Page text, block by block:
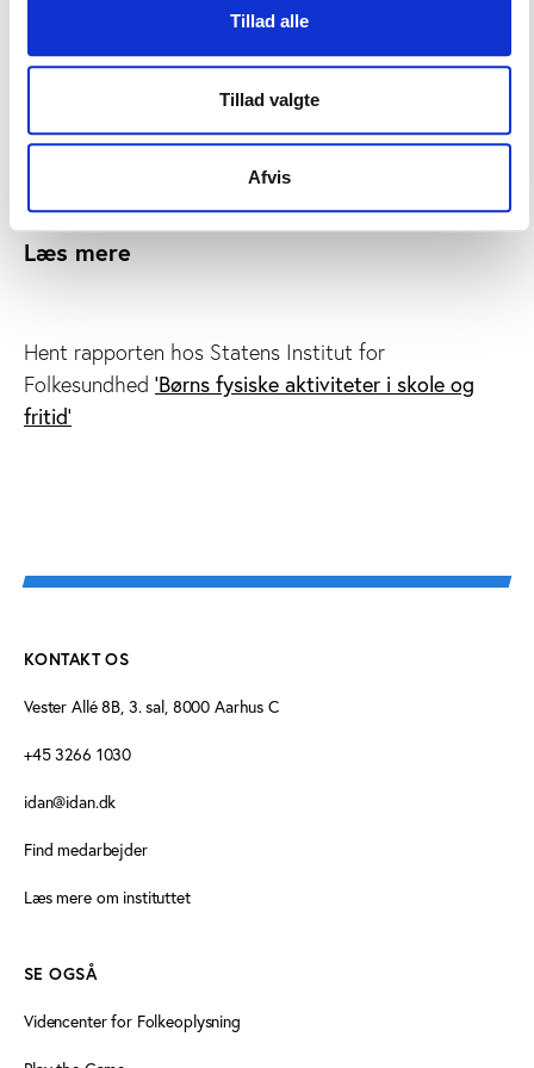
Tillad alle
Tillad valgte
Afvis
i perioden januar til oktober 2007 under
børneforløbsundersøgelse, der løbende belyser børns
Forfattere til rapporten er Susanne Andersen og
Læs mere
Hent rapporten hos Statens Institut for
Folkesundhed 'Børns fysiske aktiviteter i skole og
fritid'
KONTAKT OS
Vester Allé 8B, 3. sal, 8000 Aarhus C
+45 3266 1030
idan@idan.dk
Find medarbejder
Læs mere om instituttet
SE OGSÅ
Videncenter for Folkeoplysning